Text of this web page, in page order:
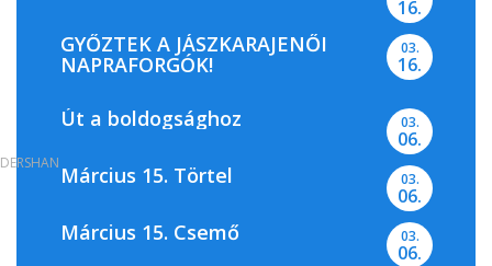
16.
GYŐZTEK A JÁSZKARAJENŐI
NAPRAFORGÓK!
03.
16.
Út a boldogsághoz 03.
06.
Március 15. Törtel 03.
06.
Március 15. Csemő 03.
06.
DERSHAN